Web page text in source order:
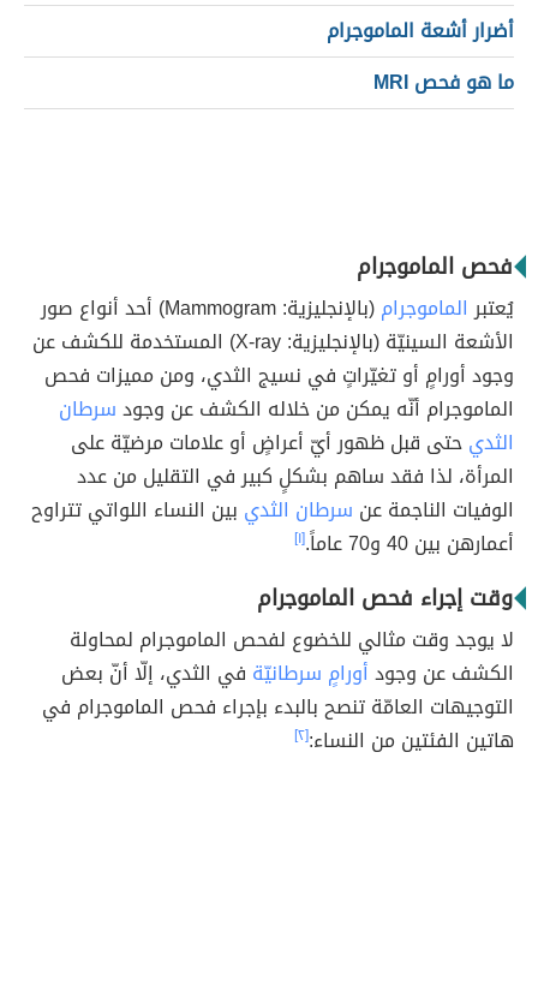
أضرار أشعة الماموجرام
ما هو فحص MRI
فحص الماموجرام
يُعتبرالماموجرام
(بالإنجليزية: Mammogram) أحد أنواع صور
الأشعة السينيّة (بالإنجليزية: X-ray) المستخدمة للكشف عن
وجود أورامٍ أو تغيّراتٍ في نسيج الثدي، ومن مميزات فحص
الماموجرام أنّه يمكن من خلاله الكشف عن وجودسرطان
الثديحتى قبل ظهور أيّ أعراضٍ أو علامات مرضيّة على
المرأة، لذا فقد ساهم بشكلٍ كبير في التقليل من عدد
الوفيات الناجمة عن سرطان الثدي بين النساء اللواتي تتراوح
أعمارهن بين 40 و70 عاماً.
[١]
وقت إجراء فحص الماموجرام
لا يوجد وقت مثالي للخضوع لفحص الماموجرام لمحاولة
الكشف عن وجودأورامٍ سرطانيّة في الثدي، إلّا أنّ بعض
التوجيهات العامّة تنصح بالبدء بإجراء فحص الماموجرام في
هاتين الفئتين من النساء:[٢]